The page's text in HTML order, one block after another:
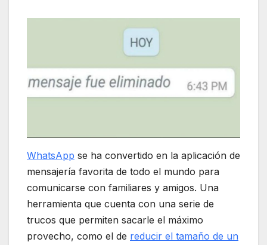
WhatsApp se ha convertido en la aplicación de
mensajería favorita de todo el mundo para
comunicarse con familiares y amigos. Una
herramienta que cuenta con una serie de
trucos que permiten sacarle el máximo
provecho, como el de reducir el tamaño de un